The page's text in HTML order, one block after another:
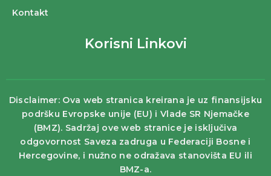
Kontakt
Korisni Linkovi
Disclaimer: Ova web stranica kreirana je uz finansijsku
podršku Evropske unije (EU) i Vlade SR Njemačke
(BMZ). Sadržaj ove web stranice je isključiva
odgovornost Saveza zadruga u Federaciji Bosne i
Hercegovine, i nužno ne odražava stanovišta EU ili
BMZ-a.